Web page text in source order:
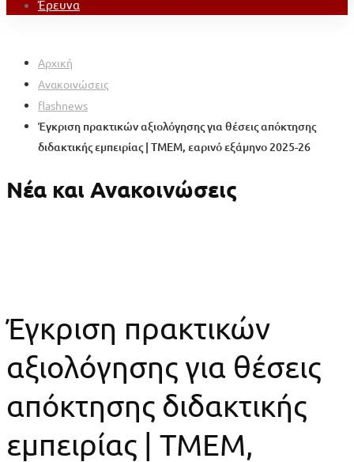
Έρευνα
Αρχική
Ανακοινώσεις
flashnews
Έγκριση πρακτικών αξιολόγησης για θέσεις απόκτησης
διδακτικής εμπειρίας | ΤΜΕΜ, εαρινό εξάμηνο 2025-26
Νέα και Ανακοινώσεις
Έγκριση πρακτικών
αξιολόγησης για θέσεις
απόκτησης διδακτικής
εμπειρίας | ΤΜΕΜ,